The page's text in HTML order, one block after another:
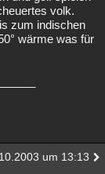
volk.
zum indischen
wärme was für
um 13:13